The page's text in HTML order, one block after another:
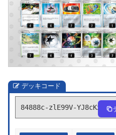
デッキコード
84888c-zlE99V-YJ8cKx